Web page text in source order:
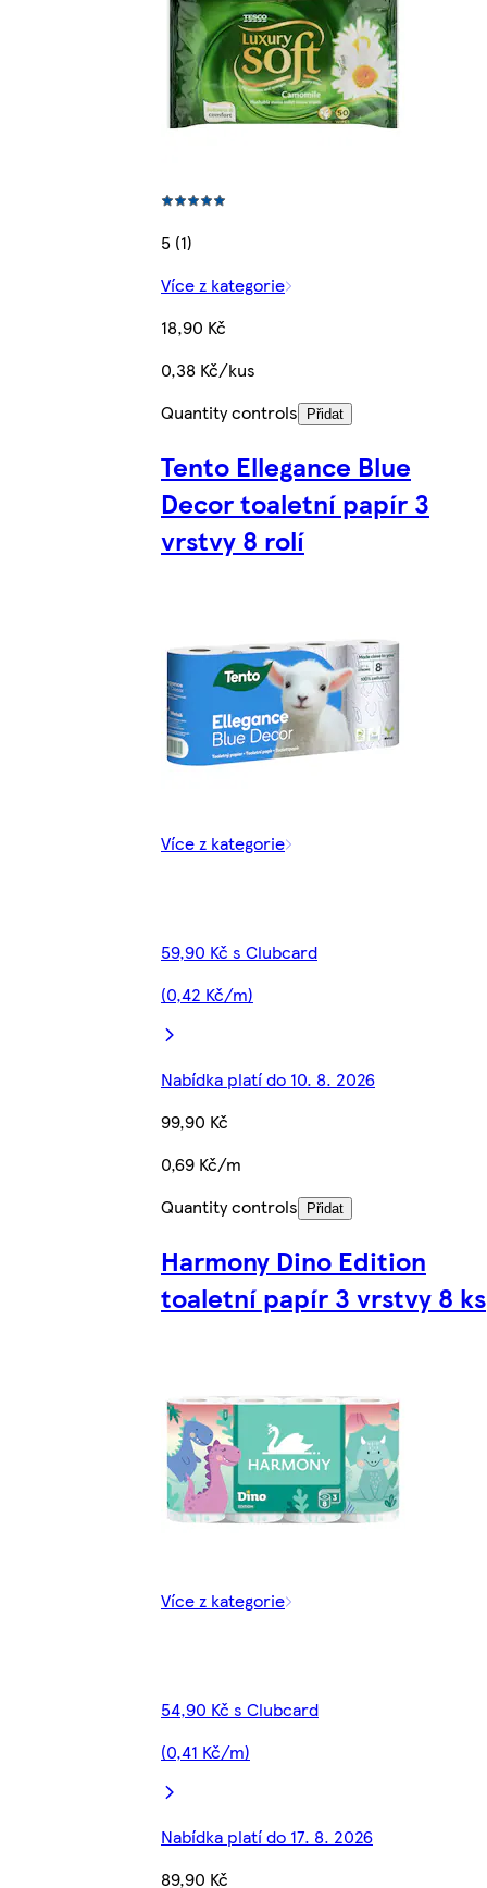
5 (1)
Více z kategorie
18,90 Kč
0,38 Kč/kus
Quantity controls
Přidat
Tento Ellegance Blue
Decor toaletní papír 3
vrstvy 8 rolí
Více z kategorie
59,90 Kč s Clubcard
(0,42 Kč/m)
Nabídka platí do 10. 8. 2026
99,90 Kč
0,69 Kč/m
Quantity controls
Přidat
Harmony Dino Edition
toaletní papír 3 vrstvy 8 ks
Více z kategorie
54,90 Kč s Clubcard
(0,41 Kč/m)
Nabídka platí do 17. 8. 2026
89,90 Kč